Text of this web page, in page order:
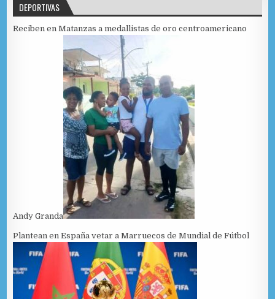
DEPORTIVAS
Reciben en Matanzas a medallistas de oro centroamericano
Andy Granda
Plantean en España vetar a Marruecos de Mundial de Fútbol